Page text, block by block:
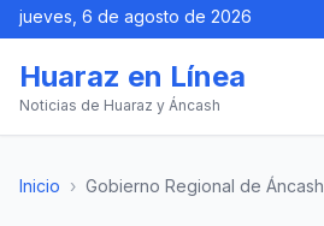
jueves, 6 de agosto de 2026
Huaraz en Línea
Noticias de Huaraz y Áncash
Inicio › Gobierno Regional de Áncash